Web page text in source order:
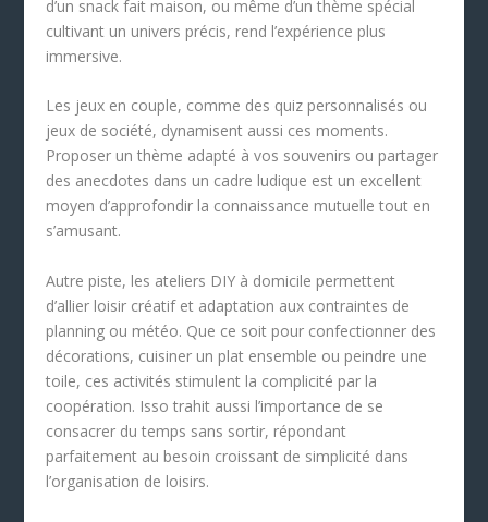
d’un snack fait maison, ou même d’un thème spécial
cultivant un univers précis, rend l’expérience plus
immersive.
Les jeux en couple, comme des quiz personnalisés ou
jeux de société, dynamisent aussi ces moments.
Proposer un thème adapté à vos souvenirs ou partager
des anecdotes dans un cadre ludique est un excellent
moyen d’approfondir la connaissance mutuelle tout en
s’amusant.
Autre piste, les ateliers DIY à domicile permettent
d’allier loisir créatif et adaptation aux contraintes de
planning ou météo. Que ce soit pour confectionner des
décorations, cuisiner un plat ensemble ou peindre une
toile, ces activités stimulent la complicité par la
coopération. Isso trahit aussi l’importance de se
consacrer du temps sans sortir, répondant
parfaitement au besoin croissant de simplicité dans
l’organisation de loisirs.